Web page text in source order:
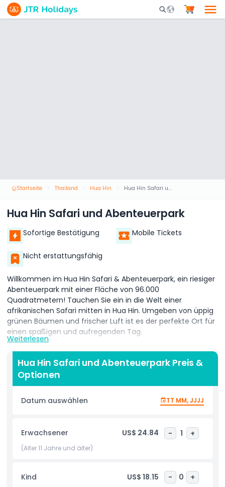
Mobile Search
Startseite Thailand Hua Hin Hua Hin Safari und Abenteuerpark
Hua Hin Safari und Abenteuerpark
Sofortige Bestätigung Mobile Tickets
Nicht erstattungsfähig
Willkommen im Hua Hin Safari & Abenteuerpark, ein riesiger
Abenteuerpark mit einer Fläche von 96.000
Quadratmetern! Tauchen Sie ein in die Welt einer
afrikanischen Safari mitten in Hua Hin. Umgeben von üppig
grünen Bäumen und frischer Luft ist es der perfekte Ort für
einen spaßigen und aufregenden Tag.
Machen Sie sich bereit, erstaunliche Tiere aus nächster
Nähe zu treffen. Füttern Sie freundliche Kamele,
fotografieren Sie weise Eulen und gehen Sie neben sanften
Elefanten für ein besonderes Wildtiererlebnis spazieren.
Gefühl des Ritts erleben.
unglaublichen Fähigkeiten verschiedener Tiere zeigen.
Beobachten Sie die schnellen Bewegungen der Kobras,
werden.
Weiterlesen
Hua Hin Safari und Abenteuerpark Preis &
Optionen
Datum auswählen TT MM, JJJJ
Erwachsener US$ 24.84 - 1 +
(Alter 11 Jahre und älter)
Kind US$ 18.15 - 0 +